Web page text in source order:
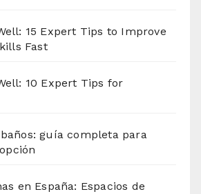
15 Expert Tips to Improve
Fast
10 Expert Tips for
guía completa para
en España: Espacios de